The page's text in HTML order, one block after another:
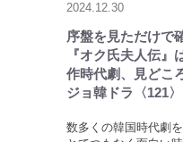
2024.12.30
序盤を見ただけで
『オク氏夫人伝
作時代劇、見どこ
ジョ韓ドラ〈121〉
数多くの韓国時代劇